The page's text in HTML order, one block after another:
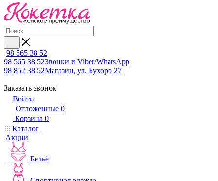
98 565 38 52
98 565 38 52Звонки и Viber/WhatsApp
98 852 38 52Магазин, ул. Бухоро 27
Заказать звонок
Войти
Отложенные 0
Корзина 0
Каталог
Акции
Бельё